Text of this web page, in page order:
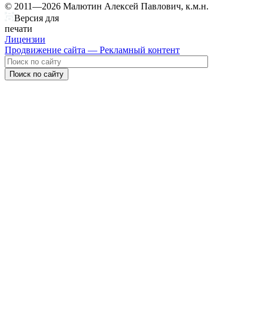
© 2011—2026 Малютин Алексей Павлович, к.м.н.
Версия для
печати
Лицензии
Продвижение сайта — Рекламный контент
Поиск по сайту